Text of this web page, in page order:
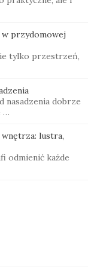
przydomowej
tylko przestrzeń,
nasadzenia dobrze
…
lustra,
odmienić każde